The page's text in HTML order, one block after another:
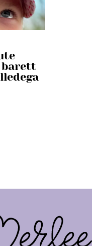
barett